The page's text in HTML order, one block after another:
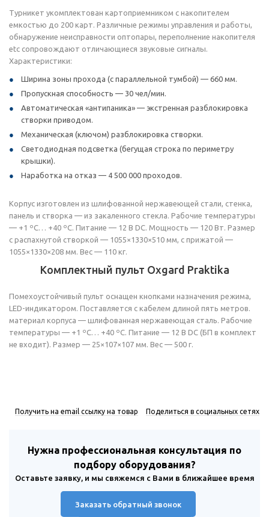
Турникет укомплектован картоприемником с накопителем
емкостью до 200 карт. Различные режимы управления и работы,
обнаружение неисправности оптопары, переполнение накопителя
etc сопровождают отличающиеся звуковые сигналы.
Характеристики:
Ширина зоны прохода (с параллельной тумбой) — 660 мм.
Пропускная способность — 30 чел/мин.
Автоматическая «антипаника» — экстренная разблокировка
створки приводом.
Механическая (ключом) разблокировка створки.
Светодиодная подсветка (бегущая строка по периметру
крышки).
Наработка на отказ — 4 500 000 проходов.
Корпус изготовлен из шлифованной нержавеющей стали, стенка,
панель и створка — из закаленного стекла. Рабочие температуры
— +1 ºС… +40 ºС. Питание — 12 В DC. Мощность — 120 Вт. Размер
с распахнутой створкой — 1055×1330×510 мм, с прижатой —
1055×1330×208 мм. Вес — 110 кг.
Комплектный пульт Oxgard Praktika
Помехоустойчивый пульт оснащен кнопками назначения режима,
LED-индикатором. Поставляется с кабелем длиной пять метров.
материал корпуса — шлифованная нержавеющая сталь. Рабочие
температуры — +1 ºС… +40 ºС. Питание — 12 В DC (БП в комплект
не входит). Размер — 25×107×107 мм. Вес — 500 г.
Получить на email ссылку на товар Поделиться в социальных сетях
Нужна профессиональная консультация по
подбору оборудования?
Оставьте заявку, и мы свяжемся с Вами в ближайшее время
Заказать обратный звонок